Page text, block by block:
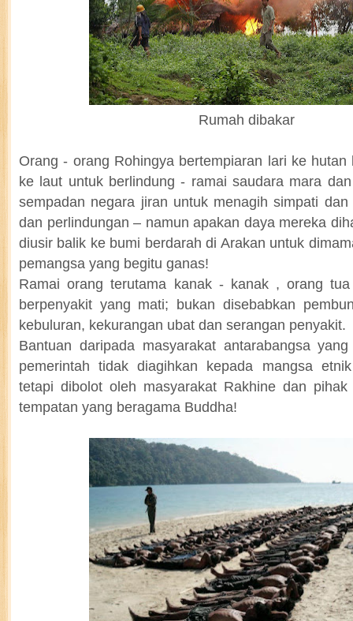
Rumah dibakar
Orang - orang Rohingya bertempiaran lari ke hutan
ke laut untuk berlindung - ramai saudara mara
sempadan negara jiran untuk menagih simpati
dan perlindungan – namun apakan daya mereka
diusir balik ke bumi berdarah di Arakan untuk
pemangsa yang begitu ganas!
Ramai orang terutama kanak - kanak , orang
berpenyakit yang mati; bukan disebabkan
kebuluran, kekurangan ubat dan serangan penyakit.
Bantuan daripada masyarakat antarabangsa
pemerintah tidak diagihkan kepada mangsa
tetapi dibolot oleh masyarakat Rakhine dan
tempatan yang beragama Buddha!